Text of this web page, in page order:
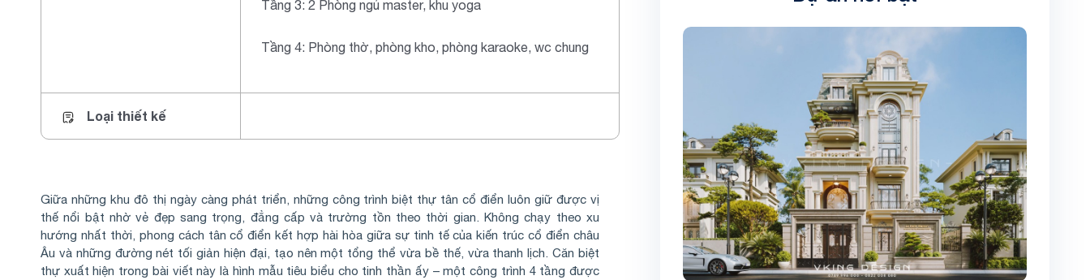
Tầng 3: 2 Phòng ngủ master, khu yoga
Tầng 4: Phòng thờ, phòng kho, phòng karaoke, wc chung
Loại thiết kế
Giữa những khu đô thị ngày càng phát triển, những công trình biệt thự tân cổ điển luôn giữ được vị
thế nổi bật nhờ vẻ đẹp sang trọng, đẳng cấp và trường tồn theo thời gian. Không chạy theo xu
hướng nhất thời, phong cách tân cổ điển kết hợp hài hòa giữa sự tinh tế của kiến trúc cổ điển châu
Âu và những đường nét tối giản hiện đại, tạo nên một tổng thể vừa bề thế, vừa thanh lịch. Căn biệt
thự xuất hiện trong bài viết này là hình mẫu tiêu biểu cho tinh thần ấy – một công trình 4 tầng được